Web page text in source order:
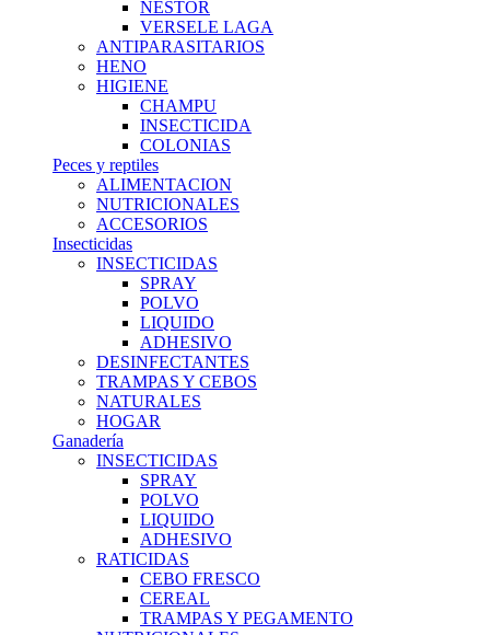
NESTOR
VERSELE LAGA
ANTIPARASITARIOS
HENO
HIGIENE
CHAMPU
INSECTICIDA
COLONIAS
Peces y reptiles
ALIMENTACION
NUTRICIONALES
ACCESORIOS
Insecticidas
INSECTICIDAS
SPRAY
POLVO
LIQUIDO
ADHESIVO
DESINFECTANTES
TRAMPAS Y CEBOS
NATURALES
HOGAR
Ganadería
INSECTICIDAS
SPRAY
POLVO
LIQUIDO
ADHESIVO
RATICIDAS
CEBO FRESCO
CEREAL
TRAMPAS Y PEGAMENTO